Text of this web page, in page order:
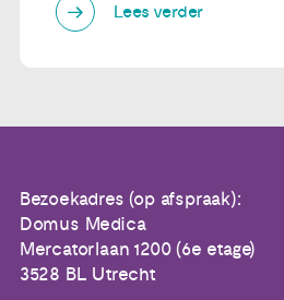
Lees verder
Bezoekadres (op afspraak):
Domus Medica
Mercatorlaan 1200 (6e etage)
3528 BL Utrecht